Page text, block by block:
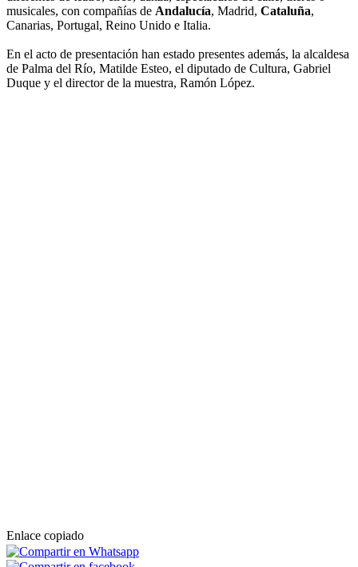
musicales, con compañías de Andalucía, Madrid, Cataluña,
Canarias, Portugal, Reino Unido e Italia.
En el acto de presentación han estado presentes además, la alcaldesa
de Palma del Río, Matilde Esteo, el diputado de Cultura, Gabriel
Duque y el director de la muestra, Ramón López.
Enlace copiado